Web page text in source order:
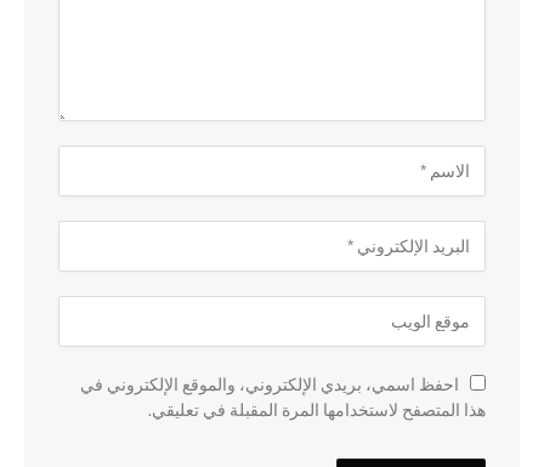
احفظ اسمي، بريدي الإلكتروني، والموقع الإلكتروني في
هذا المتصفح لاستخدامها المرة المقبلة في تعليقي.